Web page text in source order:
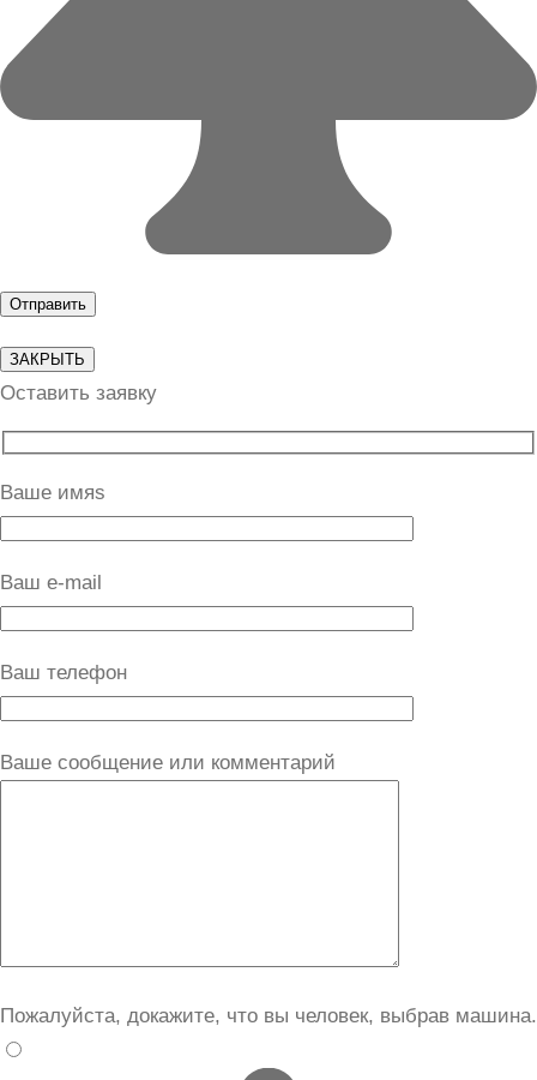
ЗАКРЫТЬ
Оставить заявку
Ваше имяs
Ваш e-mail
Ваш телефон
Ваше сообщение или комментарий
Пожалуйста, докажите, что вы человек, выбрав машина.